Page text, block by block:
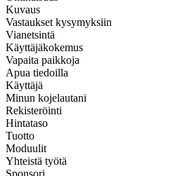
Kuvaus
Vastaukset kysymyksiin
Vianetsintä
Käyttäjäkokemus
Vapaita paikkoja
Apua tiedoilla
Käyttäjä
Minun kojelautani
Rekisteröinti
Hintataso
Tuotto
Moduulit
Yhteistä työtä